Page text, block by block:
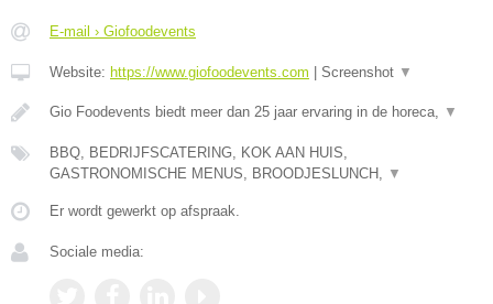
E-mail › Giofoodevents
Website: https://www.giofoodevents.com | Screenshot ▼
Gio Foodevents biedt meer dan 25 jaar ervaring in de horeca, ▼
BBQ, BEDRIJFSCATERING, KOK AAN HUIS,
GASTRONOMISCHE MENUS, BROODJESLUNCH,
▼
Er wordt gewerkt op afspraak.
Sociale media: